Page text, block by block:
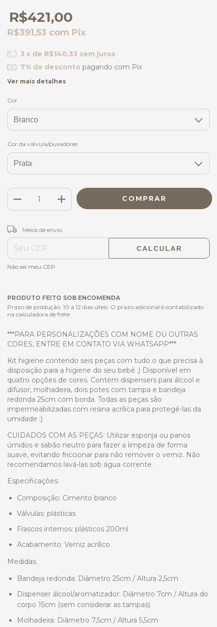
R$421,00
R$391,53 com Pix
3 x de R$140,33 sem juros
7% de desconto pagando com Pix
Ver mais detalhes
Cor
Cor da válvula/puxadores
Entregas para o CEP:
Meios de envio
CALCULAR
Não sei meu CEP
PRODUTO FEITO SOB ENCOMENDA
Prazo de produção: 10 a 12 dias úteis. O prazo adicional é contabilizado
na calculadora de frete
***PARA PERSONALIZAÇÕES COM NOME OU OUTRAS
CORES, ENTRE EM CONTATO VIA WHATSAPP***
Kit higiene contendo seis peças com tudo o que precisa à
disposição para a higiene do seu bebê ;) Disponível em
quatro opções de cores. Contém dispensers para álcool e
difusor, molhadeira, dois potes com tampa e bandeja
redonda 25cm com borda. Todas as peças são
impermeabilizadas com resina acrílica para protegê-las da
umidade ;)
CUIDADOS COM AS PEÇAS: Utilizar esponja ou panos
úmidos e sabão neutro para fazer a limpeza de forma
suave, evitando friccionar para não remover o verniz. Não
recomendamos lavá-las sob água corrente.
Especificações:
Composição: Cimento branco
Válvulas: plásticas
Frascos internos: plásticos 200ml
Acabamento: Verniz acrílico
Medidas:
Bandeja redonda: Diâmetro 25cm / Altura 2,5cm
Dispenser álcool/aromatizador: Diâmetro 7cm / Altura do
corpo 15cm (sem considerar as tampas)
Molhadeira: Diâmetro 7,5cm / Altura 5,5cm